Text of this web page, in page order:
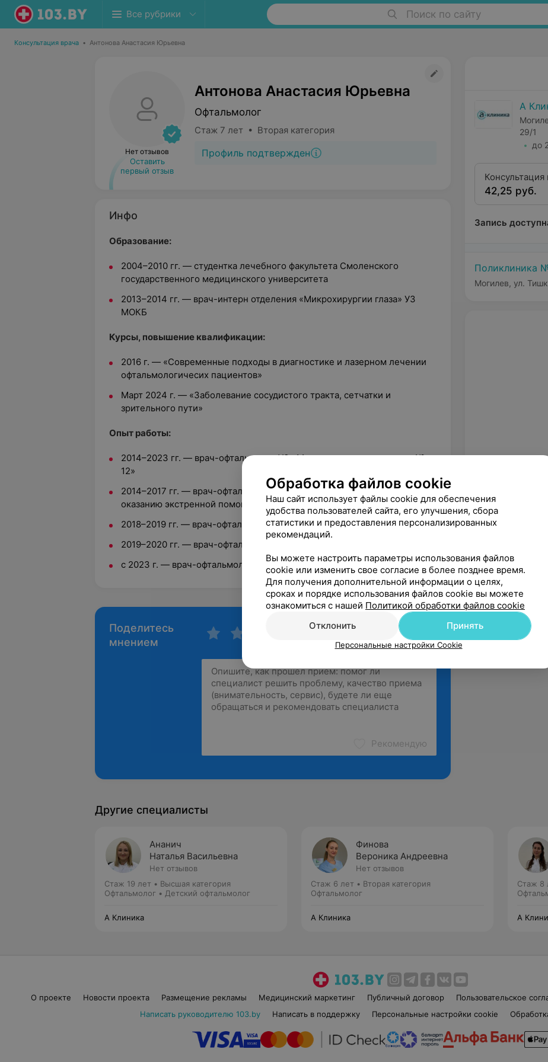
Все рубрики Поиск по сайту
Консультация врача • Антонова Анастасия Юрьевна
Нет отзывов
Оставить
первый отзыв
Антонова Анастасия Юрьевна
Офтальмолог
Стаж 7 лет • Вторая категория
Профиль подтвержден
Инфо
Образование:
2004–2010 гг. — студентка лечебного факультета Смоленского
государственного медицинского университета
2013–2014 гг. — врач-интерн отделения «Микрохирургии глаза» УЗ
МОКБ
Курсы, повышение квалификации:
2016 г. — «Современные подходы в диагностике и лазерном лечении
офтальмологичесих пациентов»
Март 2024 г. — «Заболевание сосудистого тракта, сетчатки и
зрительного пути»
Опыт работы:
2014–2023 гг. — врач-офтальмолог УЗ «Могилевская поликлиника №
12»
2014–2017 гг. — врач-офтальмолог детского глазного отделения по
оказанию экстренной помощи УЗ «МОДБ»
2018–2019 гг. — врач-офтальмолог УЗ «МОДСМ»
2019–2020 гг. — врач-офтальмолог глаукомного кабинета УЗ «МОЛДЦ»
с 2023 г. — врач-офтальмолог УЗ «Могилевская поликлиника № 3»
Поделитесь
мнением
Рекомендую
А
29/1
до
второй
42,25 руб.
Запись
Поликлиника
Могилев, ул.
Другие специалисты
Ананич
Наталья Васильевна
Нет отзывов
Стаж 19 лет • Высшая категория
Офтальмолог • Детский офтальмолог
А Клиника
Финова
Вероника Андреевна
Нет отзывов
Стаж 6 лет • Вторая категория
Офтальмолог
А Клиника
Стаж 8
А
О проекте Новости проекта Размещение рекламы Медицинский маркетинг Публичный договор Пользовательское
Написать руководителю 103.by
Написать в поддержку Персональные настройки cookie
Обработка файлов cookie
Наш сайт использует файлы cookie для обеспечения
удобства пользователей сайта, его улучшения, сбора
статистики и предоставления персонализированных
рекомендаций.
Вы можете настроить параметры использования файлов
cookie или изменить свое согласие в более позднее время.
Для получения дополнительной информации о целях,
сроках и порядке использования файлов cookie вы можете
ознакомиться с нашей Политикой обработки файлов cookie
Отклонить
Принять
Персональные настройки Cookie